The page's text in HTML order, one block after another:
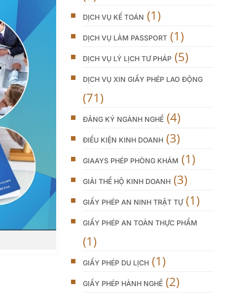
DỊCH VỤ KẾ TOÁN (1)
DỊCH VỤ LÀM PASSPORT (1)
DỊCH VỤ LÝ LỊCH TƯ PHÁP (5)
DỊCH VỤ XIN GIẤY PHÉP LAO ĐỘNG
(71)
ĐĂNG KÝ NGÀNH NGHỀ (4)
ĐIỀU KIỆN KINH DOANH (3)
GIAAYS PHÉP PHÒNG KHÁM (1)
GIẢI THỂ HỘ KINH DOANH (3)
GIẤY PHÉP AN NINH TRẬT TỰ(1)
GIẤY PHÉP AN TOÀN THỰC PHẨM
(1)
GIẤY PHÉP DU LỊCH (1)
GIẤY PHÉP HÀNH NGHỀ (2)